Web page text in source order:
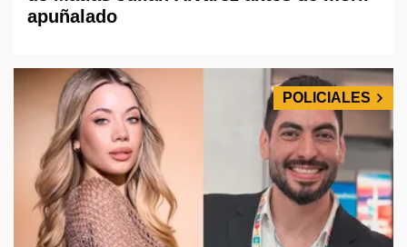
apuñalado
POLICIALES